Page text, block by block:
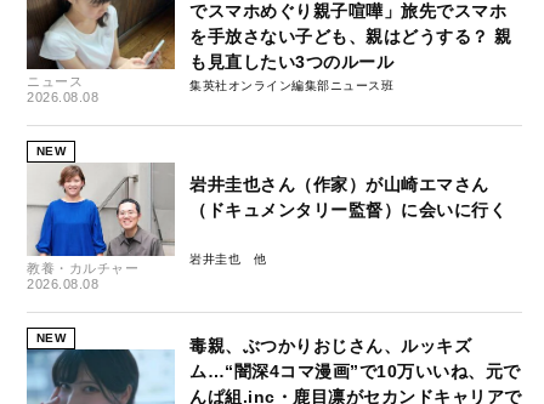
ニュース
2026.08.08
でスマホめぐり親子喧嘩」旅先でスマホ
を手放さない子ども、親はどうする？ 親
も見直したい3つのルール
集英社オンライン編集部ニュース班
NEW
教養・カルチャー
2026.08.08
岩井圭也さん（作家）が山崎エマさん
（ドキュメンタリー監督）に会いに行く
岩井圭也
NEW
毒親、ぶつかりおじさん、ルッキズ
ム…“闇深4コマ漫画”で10万いいね、元で
んぱ組.inc・鹿目凛がセカンドキャリアで